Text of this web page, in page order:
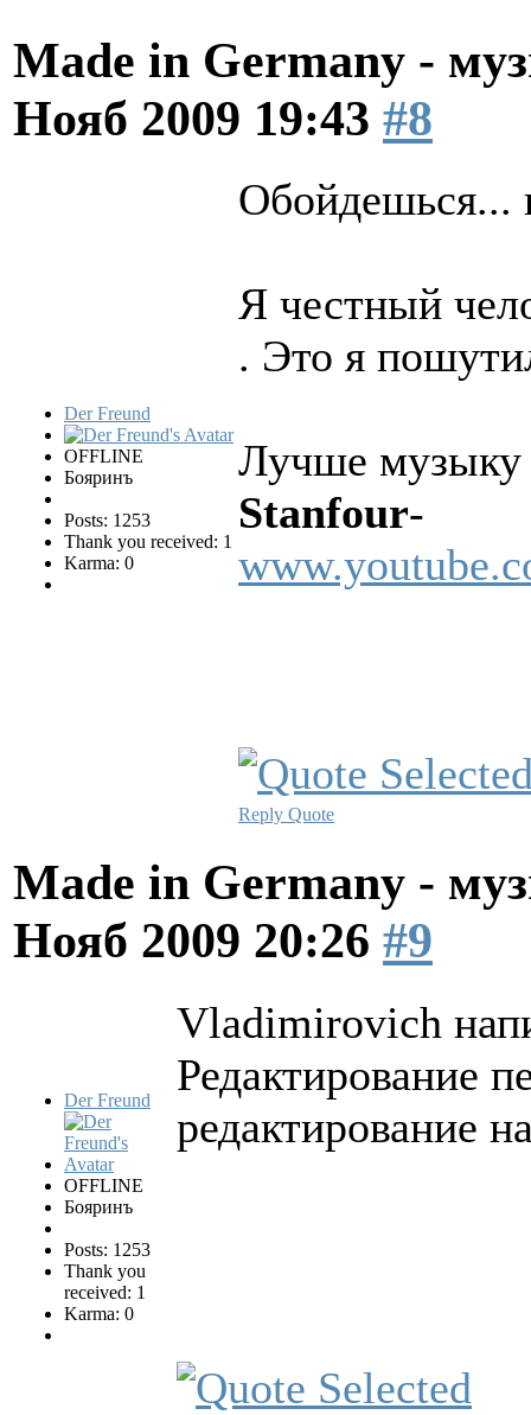
Made in Germany -
Нояб 2009 19:43 #8
Der Freund
OFFLINE
Бояринъ
Posts: 1253
Thank you received: 1
Karma: 0
Обойдешься...
Я честный
. Это я
Лучше
Stanfour-
Reply Quote
Made in Germany -
Нояб 2009 20:26 #9
Der Freund
OFFLINE
Бояринъ
Posts: 1253
Thank you
received: 1
Karma: 0
Vladimirovich
Редактирование
редактирование